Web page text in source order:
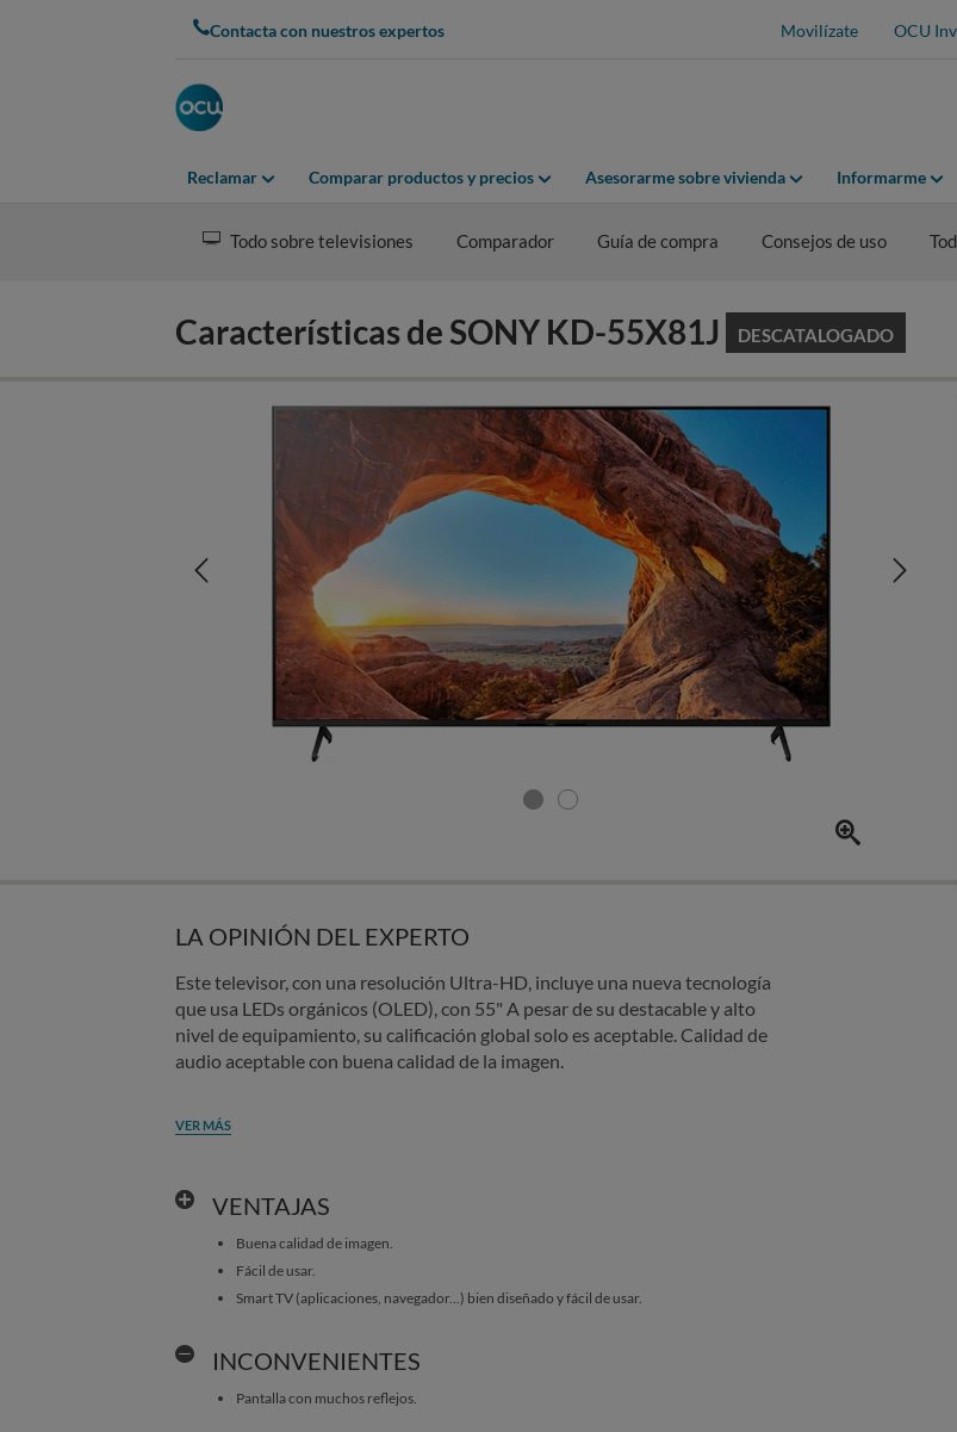
Contacta con nuestros expertos Movilízate OCU
Reclamar Comparar productos y precios Asesorarme sobre vivienda Informarme
Todo sobre televisiones Comparador Guía de compra Consejos de uso
Características de SONY KD-55X81J DESCATALOGADO
LA OPINIÓN DEL EXPERTO
Este televisor, con una resolución Ultra-HD, incluye una nueva tecnología
que usa LEDs orgánicos (OLED), con 55" A pesar de su destacable y alto
nivel de equipamiento, su calificación global solo es aceptable. Calidad de
audio aceptable con buena calidad de la imagen.
VER MÁS
VENTAJAS
Buena calidad de imagen.
Fácil de usar.
Smart TV (aplicaciones, navegador...) bien diseñado y fácil de usar.
INCONVENIENTES
Pantalla con muchos reflejos.